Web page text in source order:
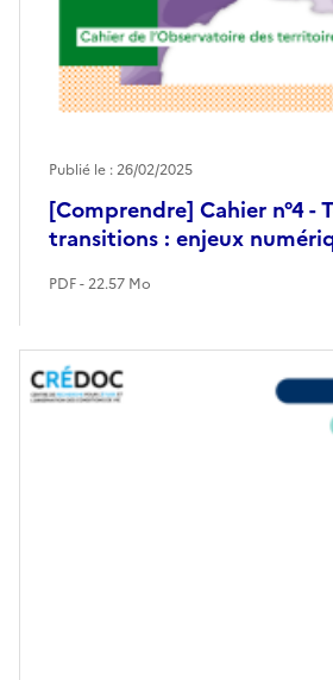
[Comprendre] Cahier n°4 -
transitions : enjeux
Publié le : 26/02/2025
PDF - 22.57 Mo
Image